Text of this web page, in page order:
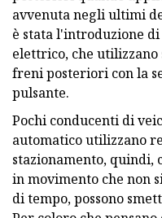
avvenuta negli ultimi
è stata l'introduzione
elettrico, che
freni posteriori con la
pulsante.
Pochi conducenti di
automatico utilizzano
stazionamento,
in movimento che non
di tempo, possono